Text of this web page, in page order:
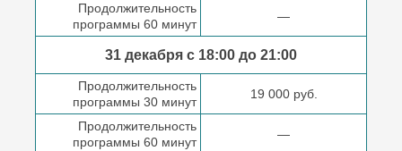
Продолжительность
программы 60 минут
—
31 декабря с 18:00 до 21:00
Продолжительность
программы 30 минут
19 000 руб.
Продолжительность
программы 60 минут
—